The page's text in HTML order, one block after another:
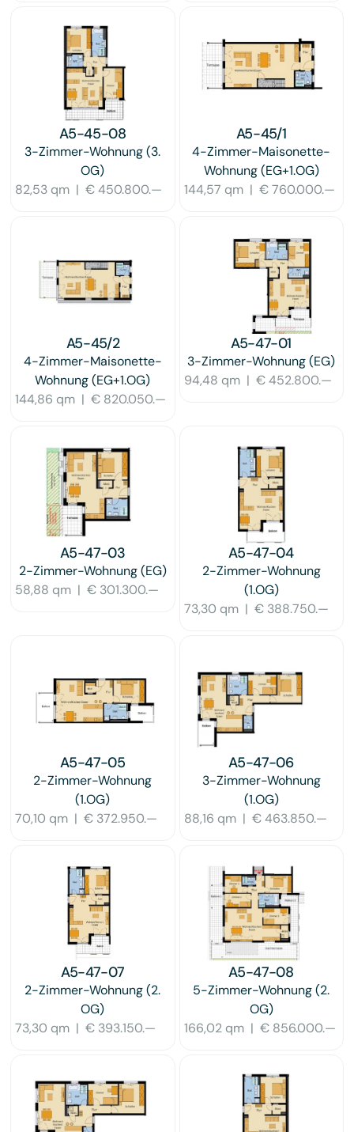
A5-45-08
3-Zimmer-Wohnung(3.
OG)
82,53 qm |€ 450.800.—
A5-45/1
4-Zimmer-Maisonette-
Wohnung(EG+1.OG)
144,57 qm| € 760.000.—
A5-45/2
4-Zimmer-Maisonette-
Wohnung(EG+1.OG)
144,86 qm |€ 820.050.—
A5-47-01
3-Zimmer-Wohnung(EG)
94,48 qm| € 452.800.—
A5-47-03
2-Zimmer-Wohnung(EG)
58,88 qm |€ 301.300.—
A5-47-04
2-Zimmer-Wohnung
(1.OG)
73,30 qm| € 388.750.—
A5-47-05
2-Zimmer-Wohnung
(1.OG)
70,10 qm |€ 372.950.—
A5-47-06
3-Zimmer-Wohnung
(1.OG)
88,16 qm| € 463.850.—
A5-47-07
2-Zimmer-Wohnung(2.
OG)
73,30 qm |€ 393.150.—
A5-47-08
5-Zimmer-Wohnung(2.
OG)
166,02 qm| € 856.000.—